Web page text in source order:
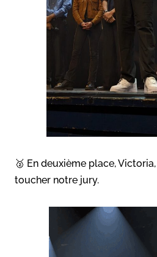
🥈 En deuxième place,
toucher notre jury.